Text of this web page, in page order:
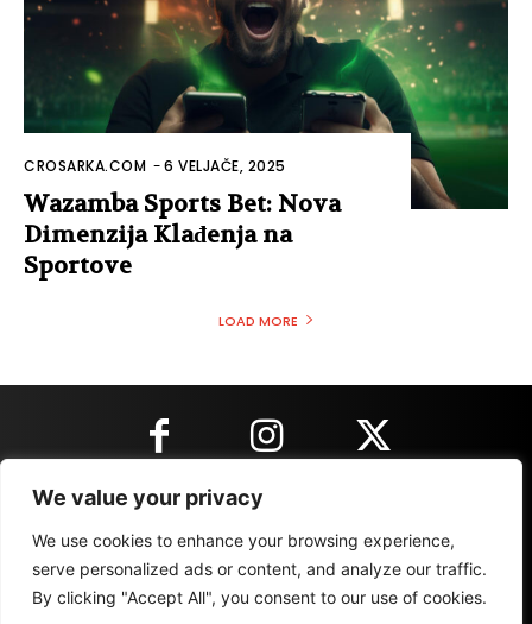
We value your privacy
We use cookies to enhance your browsing experience,
serve personalized ads or content, and analyze our traffic.
By clicking "Accept All", you consent to our use of cookies.
CROSARKA.COM -6 VELJAČE, 2025
Wazamba Sports Bet: Nova
Dimenzija Klađenja na
Sportove
LOAD MORE
KONTAKT INFORMACIJE
IMPRESSUM MARKETING REZULTATI